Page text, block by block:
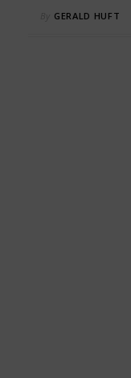
GERALD HUFT